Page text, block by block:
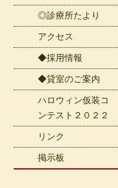
◎診療所たより
アクセス
◆採用情報
◆貸室のご案内
ハロウィン仮装コ
ンテスト２０２２
リンク
掲示板